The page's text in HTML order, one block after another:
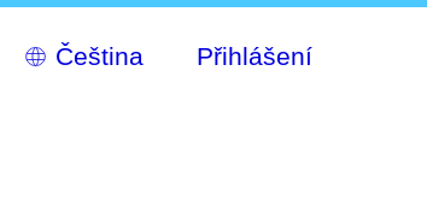
Select
your
Přihlášení